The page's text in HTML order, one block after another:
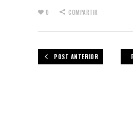
0 COMPARTIR
POST ANTERIOR